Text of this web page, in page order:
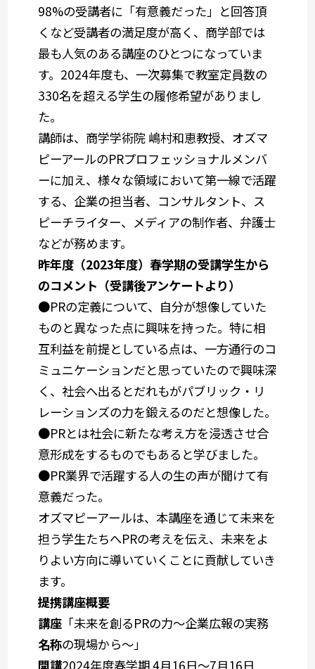
98%の受講者に「有意義だった」と回答頂
くなど受講者の満足度が高く、商学部では
最も人気のある講座のひとつになっていま
す。2024年度も、一次募集で教室定員数の
330名を超える学生の履修希望がありまし
た。
講師は、商学学術院 嶋村和恵教授、オズマ
ピーアールのPRプロフェッショナルメンバ
ーに加え、様々な領域において第一線で活躍
する、企業の担当者、コンサルタント、ス
ピーチライター、メディアの制作者、弁護士
などが務めます。
昨年度（2023年度）春学期の受講学生から
のコメント（受講後アンケートより）
●PRの定義について、自分が想像していた
ものと異なった点に興味を持った。特に相
互利益を前提としている点は、一方通行のコ
ミュニケーションだと思っていたので興味深
く、社会へ出るとだれもがパブリック・リ
レーションズの力を鍛えるのだと想像した。
●PRとは社会に新たな考え方を浸透させ合
意形成をするものでもあると学びました。
●PR業界で活躍する人の生の声が聞けて有
意義だった。
オズマピーアールは、本講座を通じて未来を
担う学生たちへPRの考えを伝え、未来をよ
りよい方向に導いていくことに貢献していき
ます。
提携講座概要
講座
名称
「未来を創るPRの力～企業広報の実務
の現場から～」
開講2024年度春学期 4月16日～7月16日